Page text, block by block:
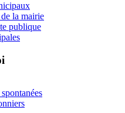
la mairie
publique